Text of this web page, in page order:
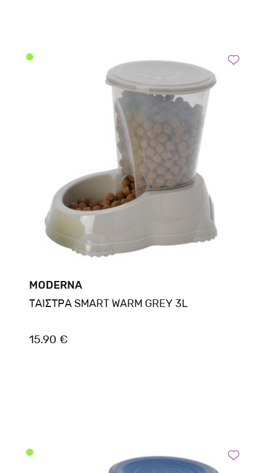
MODERNA
ΤΑΙΣΤΡΑ SMART WARM GREY 3L
15.90 €